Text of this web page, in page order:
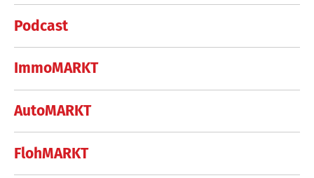
Podcast
ImmoMARKT
AutoMARKT
FlohMARKT